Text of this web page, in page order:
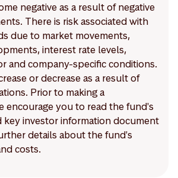
negative as a result of negative
There is risk associated with
due to market movements,
interest rate levels,
and company-specific conditions.
or decrease as a result of
Prior to making a
encourage you to read the fund's
key investor information document
details about the fund's
costs.